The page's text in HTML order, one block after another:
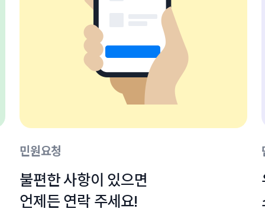
민원요청
불편한 사항이 있으면
언제든 연락 주세요!